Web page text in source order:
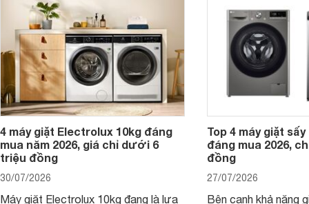
4 máy giặt Electrolux 10kg đáng
mua năm 2026, giá chỉ dưới 6
triệu đồng
30/07/2026
Máy giặt Electrolux 10kg đang là lựa
Top 4 máy giặt
đáng mua 2026,
đồng
27/07/2026
Bên cạnh khả năng